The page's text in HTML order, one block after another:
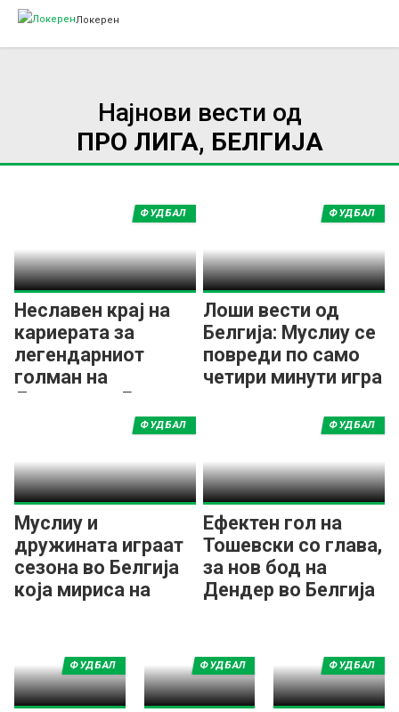
Локерен
Најнови вести од
ПРО ЛИГА, БЕЛГИЈА
Неславен крај на
кариерата за
легендарниот
голман на
Ливерпул и Бриж
ФУДБАЛ
Лоши вести од
Белгија: Муслиу се
повреди по само
четири минути игра
ФУДБАЛ
Муслиу и
дружината играат
сезона во Белгија
која мириса на
ФУДБАЛ
Ефектен гол на
Тошевски со глава,
за нов бод на
Дендер во Белгија
ФУДБАЛ
ФУДБАЛ ФУДБАЛ ФУДБАЛ